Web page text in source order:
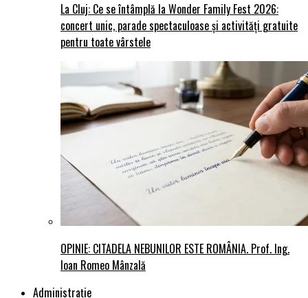
La Cluj: Ce se întâmplă la Wonder Family Fest 2026:
concert unic, parade spectaculoase și activități gratuite
pentru toate vârstele
OPINIE: CITADELA NEBUNILOR ESTE ROMÂNIA. Prof. Ing.
Ioan Romeo Mânzală
Administraţie